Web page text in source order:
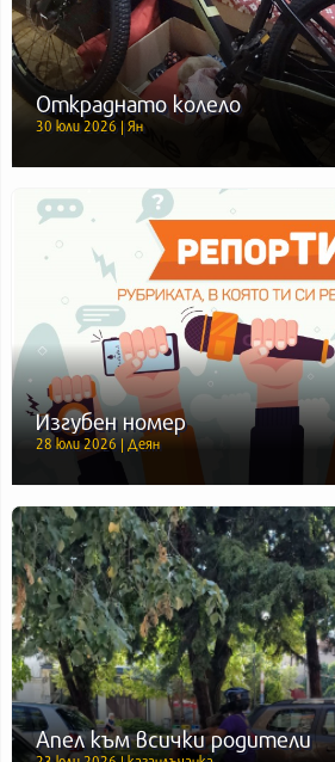
Откраднато колело
30 юли 2026 | Ян
Изгубен номер
28 юли 2026 | Деян
Апел към всички родители